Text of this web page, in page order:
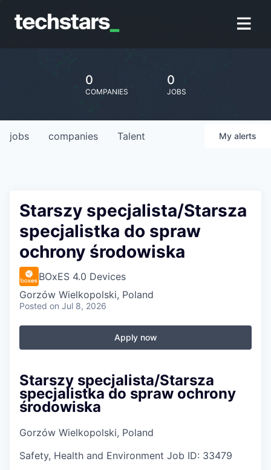
0
COMPANIES
0
JOBS
jobs companies Talent My alerts
Starszy specjalista/Starsza
specjalistka do spraw
ochrony środowiska
BOxES 4.0 Devices
Gorzów Wielkopolski, Poland
Posted on Jul 8, 2026
Apply now
Starszy specjalista/Starsza
specjalistka do spraw ochrony
środowiska
Gorzów Wielkopolski, Poland
Safety, Health and Environment Job ID: 33479